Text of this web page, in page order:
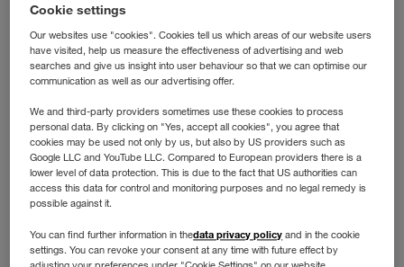
prikolica i tegljača od strane poduzeća WALTER LEASING.
Grupacija WALTER GROUP
Austrijsko privatno poduzeće pod vodstvom
menadžmenta
Osnovan 1924. godine
Više od 5.000 zaposlenika
Vrhunska ocjena našeg boniteta od strane priznatih
Cookie settings
Our websites use "cookies". Cookies tell us which areas of our website users
have visited, help us measure the effectiveness of advertising and web
searches and give us insight into user behaviour so that we can optimise our
communication as well as our advertising offer.
We and third-party providers sometimes use these cookies to process
personal data. By clicking on "Yes, accept all cookies", you agree that
cookies may be used not only by us, but also by US providers such as
Google LLC and YouTube LLC. Compared to European providers there is a
lower level of data protection. This is due to the fact that US authorities can
access this data for control and monitoring purposes and no legal remedy is
possible against it.
You can find further information in thedata privacy policy and in the cookie
settings. You can revoke your consent at any time with future effect by